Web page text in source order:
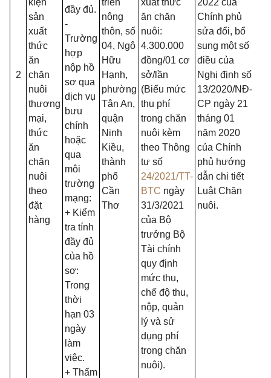
2
kiện
sản
xuất
thức
ăn
chăn
nuôi
thương
mại,
thức
ăn
chăn
nuôi
theo
đặt
hàng
đầy đủ.
-
Trường
hợp
nộp hồ
sơ qua
dịch vụ
bưu
chính
hoặc
qua
môi
trường
mạng:
+ Kiểm
tra tính
đầy đủ
của hồ
sơ:
Trong
thời
hạn 03
ngày
làm
việc.
+ Thẩm
triển
nông
thôn, số
04, Ngô
Hữu
Hạnh,
phường
Tân An,
quận
Ninh
Kiều,
thành
phố
Cần
Thơ
xuất thức
ăn chăn
nuôi:
4.300.000
đồng/01 cơ
sở/lần
(Biểu mức
thu phí
trong chăn
nuôi kèm
theo Thông
tư số
24/2021/TT-
BTC ngày
31/3/2021
của Bộ
trưởng Bộ
Tài chính
quy định
mức thu,
chế độ thu,
nộp, quản
lý và sử
dụng phí
trong chăn
nuôi).
2022 của
Chính phủ
sửa đổi, bổ
sung một số
điều của
Nghị định số
13/2020/NĐ-
CP ngày 21
tháng 01
năm 2020
của Chính
phủ hướng
dẫn chi tiết
Luật Chăn
nuôi.